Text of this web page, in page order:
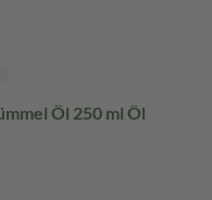
Öl 250 ml Öl